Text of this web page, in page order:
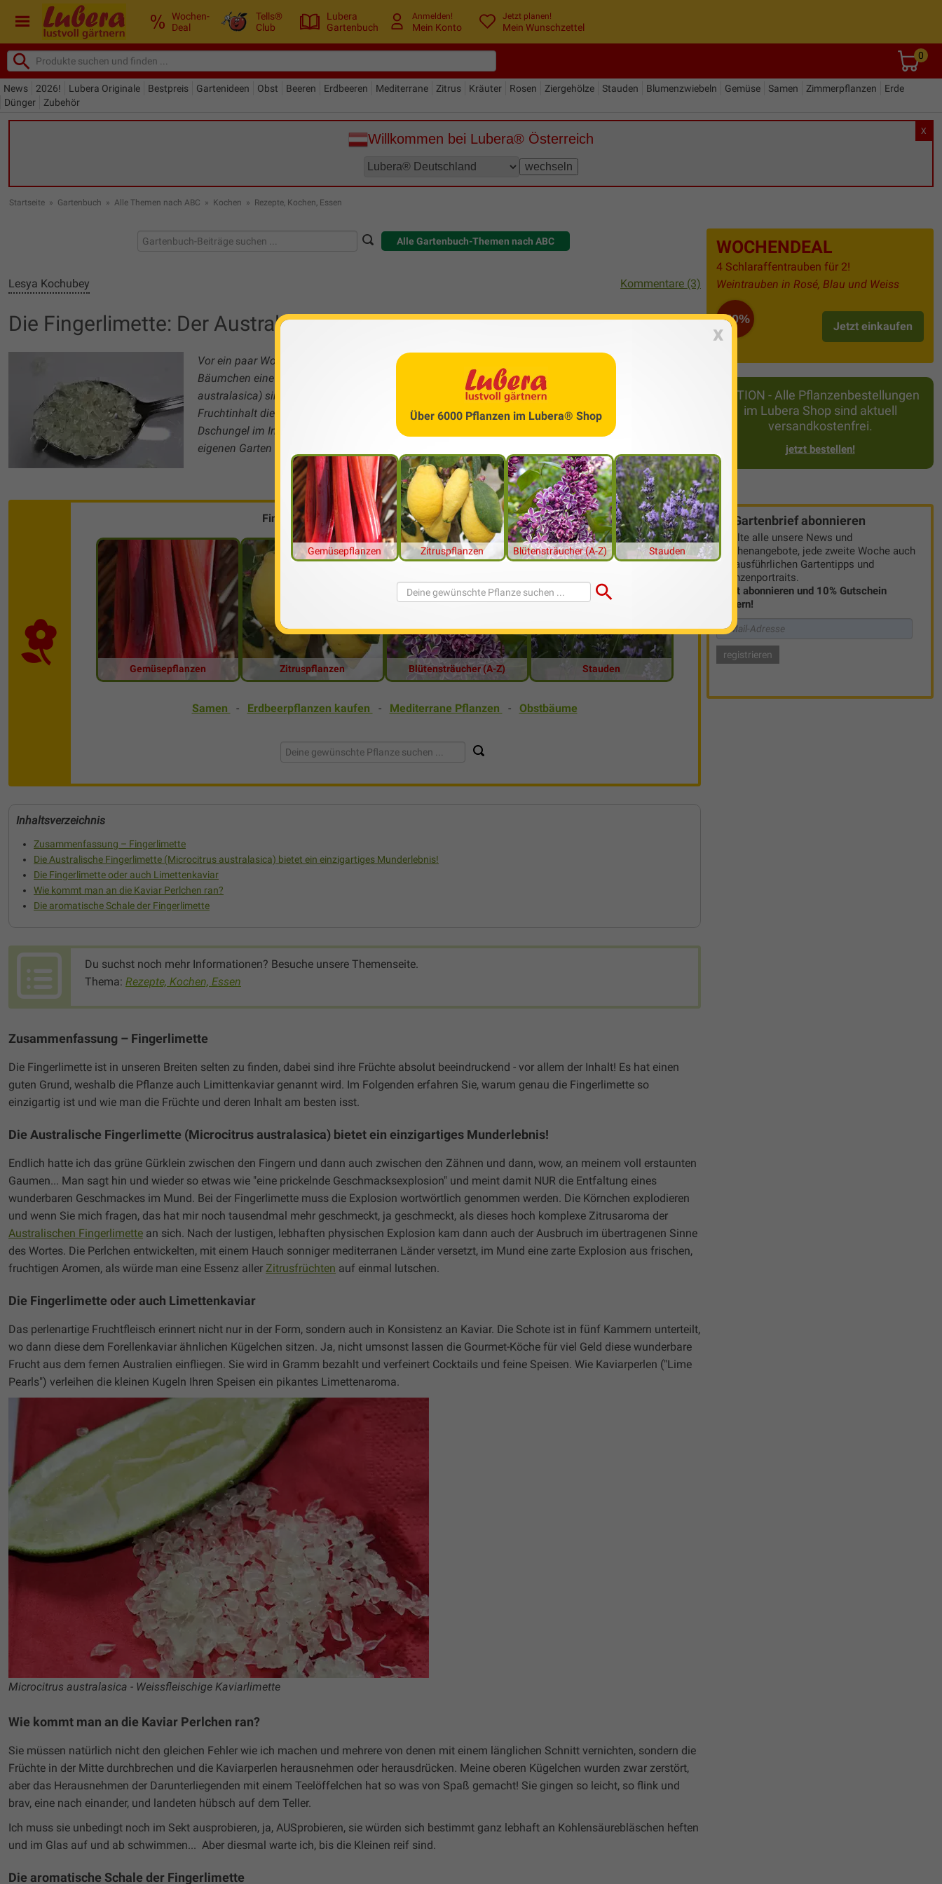
Wochen-
Deal
Tells®
Club
Lubera
Gartenbuch
Anmelden!
Mein Konto
Jetzt planen!
Mein Wunschzettel
0
News 2026! Lubera Originale Bestpreis Gartenideen Obst Beeren Erdbeeren Mediterrane Zitrus Kräuter Rosen Ziergehölze Stauden Blumenzwiebeln Gemüse Samen Zimmerpflanzen
Erde
Dünger
Zubehör
X
Willkommen bei Lubera® Österreich
Startseite » Gartenbuch » Alle Themen nach ABC » Kochen » Rezepte, Kochen, Essen
WOCHENDEAL
4 Schlaraffentrauben für 2!
Weintrauben in Rosé, Blau und Weiss
-50%
Jetzt einkaufen
AKTION - Alle Pflanzenbestellungen
im Lubera Shop sind aktuell
versandkostenfrei.
jetzt bestellen!
Gartenbrief abonnieren
Erhalte alle unsere News und
Wochenangebote, jede zweite Woche auch
mit ausführlichen Gartentipps und
Pflanzenportraits.
Jetzt abonnieren und 10% Gutschein
sichern!
Alle Gartenbuch-Themen nach ABC
Lesya Kochubey Kommentare (3)
Die Fingerlimette: Der Australische Kaviar
Vor ein paar Wochen habe ich nicht mehr warten können, ja, ich gestehe es, und von einem Limetten
Bäumchen eine noch unreife Fingerlimette abgeschnitten und probiert. Die Fingerlimetten (Microcitrus
australasica) sind noch so selten hier im Mitteleuropa und ich habe schon so oft den spannenden
Fruchtinhalt dieser wirklich sehr ungewöhnlichen gurkenförmigen Zitrusfrüchte aus dem australischen
Dschungel im Internet bestaunt. In unserem Gartenshop können Sie
Limettenbäume kaufen
eigenen Garten anbauen.
Finde die passenden Produkte im Lubera® Shop
Gemüsepflanzen Zitruspflanzen Blütensträucher (A-Z) Stauden
Samen - Erdbeerpflanzen kaufen - Mediterrane Pflanzen - Obstbäume
Inhaltsverzeichnis
Zusammenfassung – Fingerlimette
Die Australische Fingerlimette (Microcitrus australasica) bietet ein einzigartiges Munderlebnis!
Die Fingerlimette oder auch Limettenkaviar
Wie kommt man an die Kaviar Perlchen ran?
Die aromatische Schale der Fingerlimette
Du suchst noch mehr Informationen? Besuche unsere Themenseite.
Thema: Rezepte, Kochen, Essen
Zusammenfassung – Fingerlimette
Die Fingerlimette ist in unseren Breiten selten zu finden, dabei sind ihre Früchte absolut beeindruckend - vor allem der Inhalt! Es hat einen
guten Grund, weshalb die Pflanze auch Limittenkaviar genannt wird. Im Folgenden erfahren Sie, warum genau die Fingerlimette so
einzigartig ist und wie man die Früchte und deren Inhalt am besten isst.
Die Australische Fingerlimette (Microcitrus australasica) bietet ein einzigartiges Munderlebnis!
Endlich hatte ich das grüne Gürklein zwischen den Fingern und dann auch zwischen den Zähnen und dann, wow, an meinem voll erstaunten
Gaumen... Man sagt hin und wieder so etwas wie "eine prickelnde Geschmacksexplosion" und meint damit NUR die Entfaltung eines
wunderbaren Geschmackes im Mund. Bei der Fingerlimette muss die Explosion wortwörtlich genommen werden. Die Körnchen explodieren
und wenn Sie mich fragen, das hat mir noch tausendmal mehr geschmeckt, ja geschmeckt, als dieses hoch komplexe Zitrusaroma der
Australischen Fingerlimette an sich. Nach der lustigen, lebhaften physischen Explosion kam dann auch der Ausbruch im übertragenen Sinne
des Wortes. Die Perlchen entwickelten, mit einem Hauch sonniger mediterranen Länder versetzt, im Mund eine zarte Explosion aus frischen,
fruchtigen Aromen, als würde man eine Essenz aller Zitrusfrüchten auf einmal lutschen.
Die Fingerlimette oder auch Limettenkaviar
Das perlenartige Fruchtfleisch erinnert nicht nur in der Form, sondern auch in Konsistenz an Kaviar. Die Schote ist in fünf Kammern unterteilt,
wo dann diese dem Forellenkaviar ähnlichen Kügelchen sitzen. Ja, nicht umsonst lassen die Gourmet-Köche für viel Geld diese wunderbare
Frucht aus dem fernen Australien einfliegen. Sie wird in Gramm bezahlt und verfeinert Cocktails und feine Speisen. Wie Kaviarperlen ("Lime
Pearls") verleihen die kleinen Kugeln Ihren Speisen ein pikantes Limettenaroma.
Microcitrus australasica - Weissfleischige Kaviarlimette
Wie kommt man an die Kaviar Perlchen ran?
Sie müssen natürlich nicht den gleichen Fehler wie ich machen und mehrere von denen mit einem länglichen Schnitt vernichten, sondern die
Früchte in der Mitte durchbrechen und die Kaviarperlen herausnehmen oder herausdrücken. Meine oberen Kügelchen wurden zwar zerstört,
aber das Herausnehmen der Darunterliegenden mit einem Teelöffelchen hat so was von Spaß gemacht! Sie gingen so leicht, so flink und
brav, eine nach einander, und landeten hübsch auf dem Teller.
Ich muss sie unbedingt noch im Sekt ausprobieren, ja, AUSprobieren, sie würden sich bestimmt ganz lebhaft an Kohlensäurebläschen heften
und im Glas auf und ab schwimmen... Aber diesmal warte ich, bis die Kleinen reif sind.
Die aromatische Schale der Fingerlimette
x
Über 6000 Pflanzen im Lubera® Shop
Gemüsepflanzen Zitruspflanzen Blütensträucher (A-Z) Stauden